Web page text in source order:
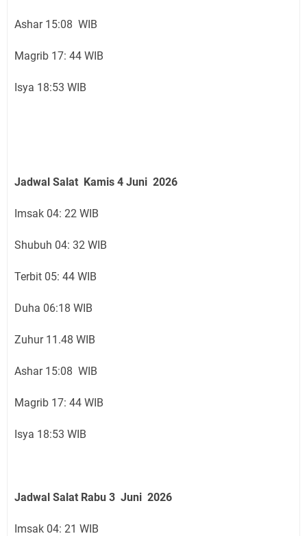
Ashar 15:08 WIB
Magrib 17: 44 WIB
Isya 18:53 WIB
Jadwal Salat Kamis 4 Juni 2026
Imsak 04: 22 WIB
Shubuh 04: 32 WIB
Terbit 05: 44 WIB
Duha 06:18 WIB
Zuhur 11.48 WIB
Ashar 15:08 WIB
Magrib 17: 44 WIB
Isya 18:53 WIB
Jadwal Salat Rabu 3 Juni 2026
Imsak 04: 21 WIB